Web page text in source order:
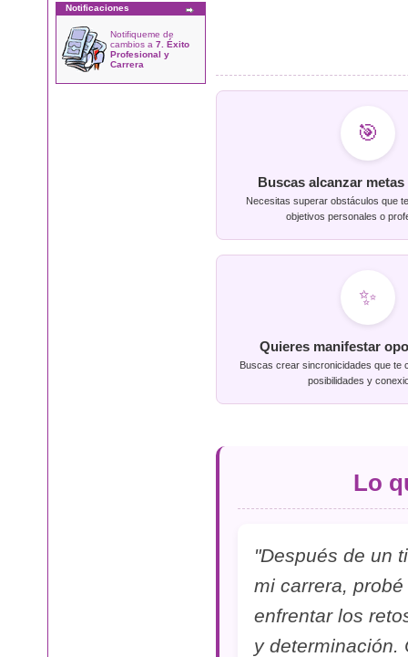
Notificaciones
Notifiqueme de
cambios a 7. Éxito
Profesional y
Carrera
🎯
Buscas alcanzar
Necesitas superar obstáculos que
objetivos personales o
✨
Quieres manifestar
Buscas crear sincronicidades que te
posibilidades y
Lo
"Después de un
mi carrera,
enfrentar los
y determinación.